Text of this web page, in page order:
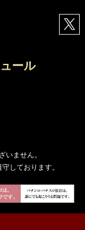
ール
いません。
しております。